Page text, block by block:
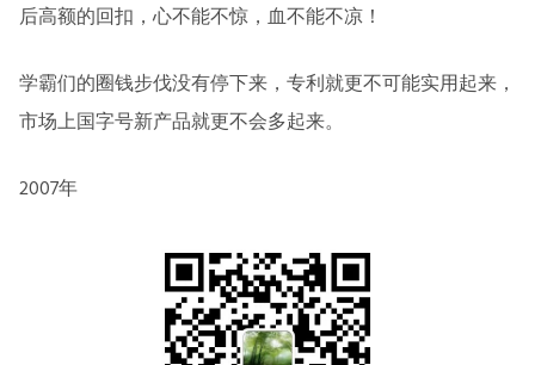
后高额的回扣，心不能不惊，血不能不凉！
学霸们的圈钱步伐没有停下来，专利就更不可能实用起来，
市场上国字号新产品就更不会多起来。
2007年